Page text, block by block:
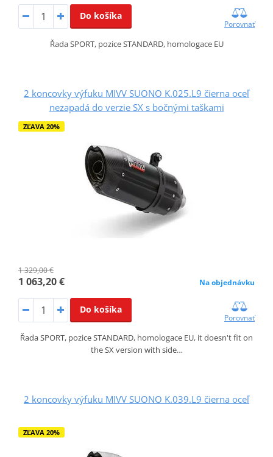
Do košíka
Porovnať
Řada SPORT, pozice STANDARD, homologace EU
2 koncovky výfuku MIVV SUONO K.025.L9 čierna oceľ
nezapadá do verzie SX s bočnými taškami
ZĽAVA 20%
1 329,00 €
1 063,20 € Na objednávku
Do košíka
Porovnať
Řada SPORT, pozice STANDARD, homologace EU, it doesn't fit on
the SX version with side…
2 koncovky výfuku MIVV SUONO K.039.L9 čierna oceľ
ZĽAVA 20%